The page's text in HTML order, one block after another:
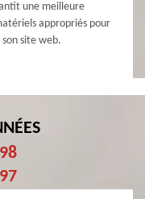
une meilleure
appropriés pour
site web.